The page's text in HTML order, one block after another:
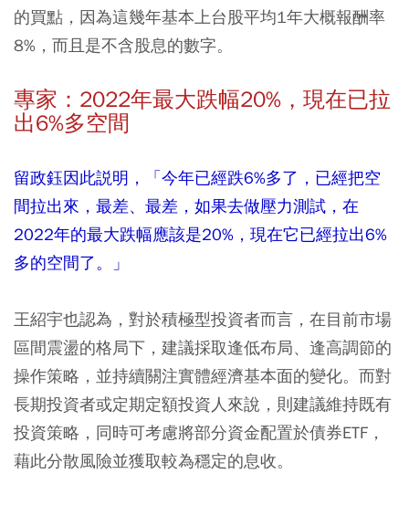
的買點，因為這幾年基本上台股平均1年大概報酬率
8%，而且是不含股息的數字。
專家：2022年最大跌幅20%，現在已拉
出6%多空間
留政鈺因此説明，「今年已經跌6%多了，已經把空
間拉出來，最差、最差，如果去做壓力測試，在
2022年的最大跌幅應該是20%，現在它已經拉出6%
多的空間了。」
王紹宇也認為，對於積極型投資者而言，在目前市場
區間震盪的格局下，建議採取逢低布局、逢高調節的
操作策略，並持續關注實體經濟基本面的變化。而對
長期投資者或定期定額投資人來說，則建議維持既有
投資策略，同時可考慮將部分資金配置於債券ETF，
藉此分散風險並獲取較為穩定的息收。